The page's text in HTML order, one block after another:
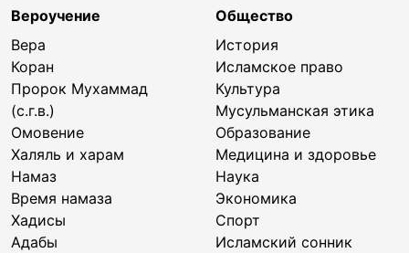
Вероучение
Вера
Коран
Пророк Мухаммад
(с.г.в.)
Омовение
Халяль и харам
Намаз
Время намаза
Хадисы
Адабы
Общество
История
Исламское право
Культура
Мусульманская этика
Образование
Медицина и здоровье
Наука
Экономика
Спорт
Исламский сонник